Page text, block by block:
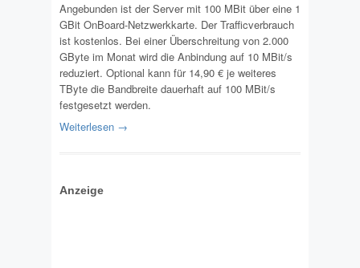
Angebunden ist der Server mit 100 MBit über eine 1
GBit OnBoard-Netzwerkkarte. Der Trafficverbrauch
ist kostenlos. Bei einer Überschreitung von 2.000
GByte im Monat wird die Anbindung auf 10 MBit/s
reduziert. Optional kann für 14,90 € je weiteres
TByte die Bandbreite dauerhaft auf 100 MBit/s
festgesetzt werden.
Weiterlesen →
Anzeige